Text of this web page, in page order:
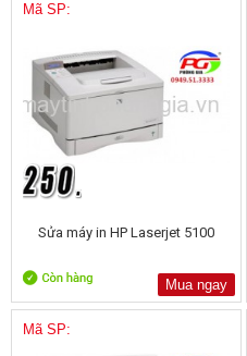
Mã SP:
Sửa máy in HP Laserjet 5100
Mua ngay
Mã SP: